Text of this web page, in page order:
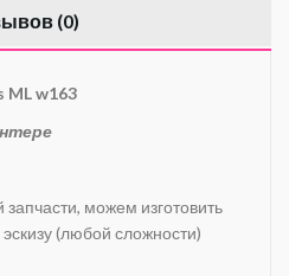
(0)
w163
можем изготовить
(любой сложности)